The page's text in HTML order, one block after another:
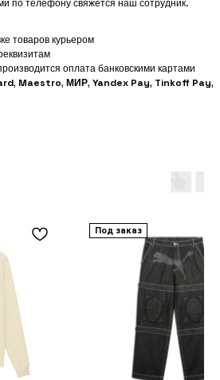
по телефону свяжется наш сотрудник.
товаров курьером
оплата банковскими картами
, Maestro, МИР, Yandex Pay, Tinkoff Pay,
Под заказ